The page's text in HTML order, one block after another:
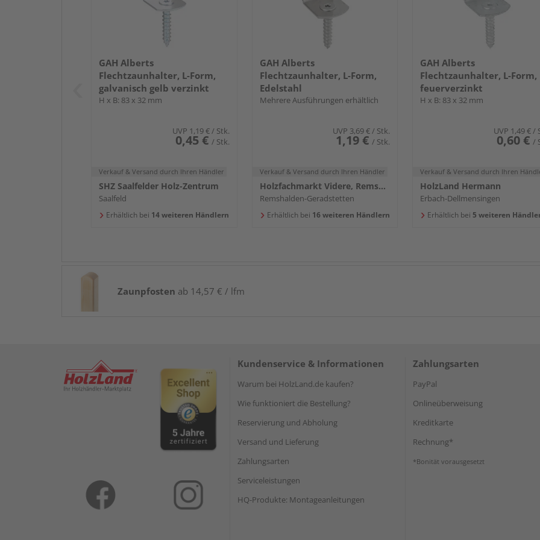
GAH Alberts
Flechtzaunhalter, L-Form,
galvanisch gelb verzinkt
H x B: 83 x 32 mm
UVP 1,19 €/ Stk.
0,45 € / Stk.
Verkauf & Versand durch Ihren Händler
SHZ Saalfelder Holz-Zentrum
Saalfeld
Erhältlich bei 14 weiteren Händlern
GAH Alberts
Flechtzaunhalter, L-Form,
Edelstahl
Mehrere Ausführungen erhältlich
UVP 3,69 €/ Stk.
1,19 € / Stk.
Verkauf & Versand durch Ihren Händler
Holzfachmarkt Videre, Remshalden
Remshalden-Geradstetten
Erhältlich bei 16 weiteren Händlern
GAH Alberts
Flechtzaunhalter, L-Form,
feuerverzinkt
H x B: 83 x 32 mm
UVP 1,49 €/
0,60 € /
Verkauf & Versand durch Ihren
HolzLand Hermann
Erbach-Dellmensingen
Erhältlich bei 5 weiteren
Zaunpfosten ab 14,57 € / lfm
Kundenservice & Informationen
Warum bei HolzLand.de kaufen?
Wie funktioniert die Bestellung?
Reservierung und Abholung
Versand und Lieferung
Zahlungsarten
Serviceleistungen
HQ-Produkte: Montageanleitungen
Zahlungsarten
PayPal
Onlineüberweisung
Kreditkarte
Rechnung*
*Bonität vorausgesetzt